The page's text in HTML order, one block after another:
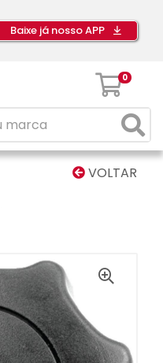
Baixe já nosso APP
0
VOLTAR